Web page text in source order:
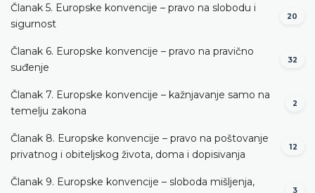
Članak 5. Europske konvencije – pravo na slobodu i
sigurnost
20
Članak 6. Europske konvencije – pravo na pravično
suđenje
32
Članak 7. Europske konvencije – kažnjavanje samo na
temelju zakona
2
Članak 8. Europske konvencije – pravo na poštovanje
privatnog i obiteljskog života, doma i dopisivanja
12
Članak 9. Europske konvencije – sloboda mišljenja,
3